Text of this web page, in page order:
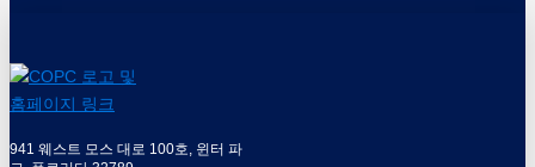
941 웨스트 모스 대로 100호, 윈터 파